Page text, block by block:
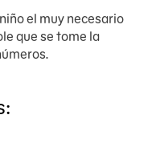
el muy necesario
que se tome la